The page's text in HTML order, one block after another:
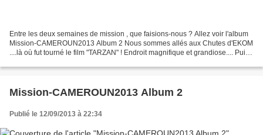
Entre les deux semaines de mission , que faisions-nous ? Allez voir l'album
Mission-CAMEROUN2013 Album 2 Nous sommes allés aux Chutes d'EKOM
....là où fut tourné le film "TARZAN" ! Endroit magnifique et grandiose.... Puis
Mission-CAMEROUN2013 Album 2
Publié le 12/09/2013 à 22:34